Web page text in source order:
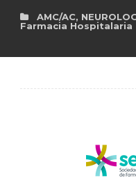
AMC/AC,
Farmacia Hospitalaria